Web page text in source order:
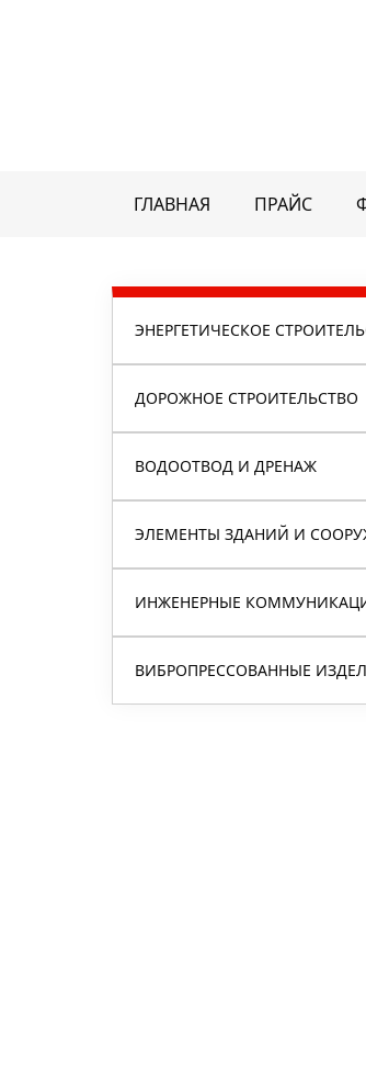
ГЛАВНАЯ ПРАЙС
ЭНЕРГЕТИЧЕСКОЕ
ДОРОЖНОЕ СТРОИТЕЛЬСТВО
ВОДООТВОД И ДРЕНАЖ
ЭЛЕМЕНТЫ ЗДАНИЙ И
ИНЖЕНЕРНЫЕ
ВИБРОПРЕССОВАННЫЕ